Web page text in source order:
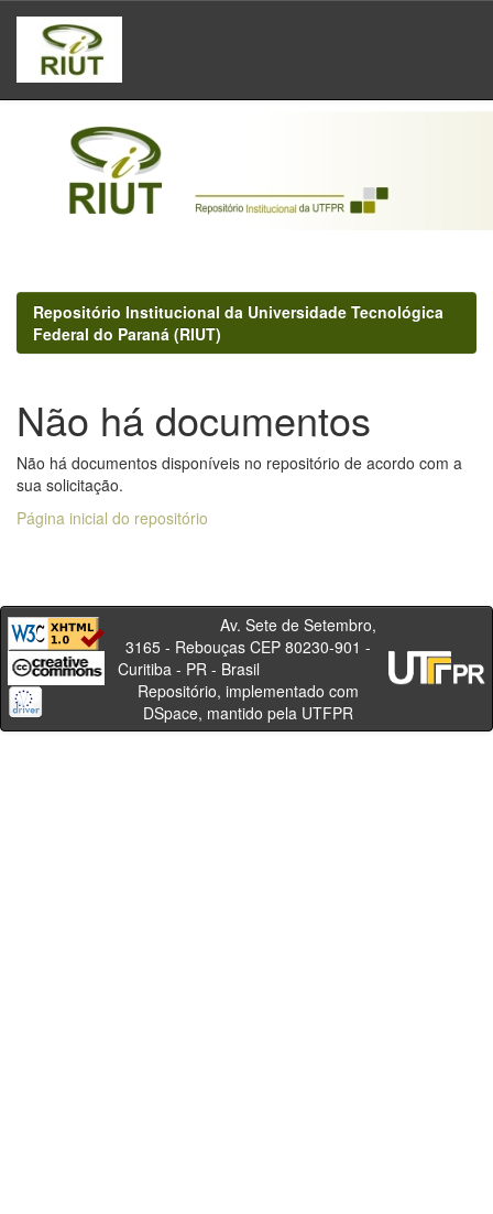
Skip
navigation
Repositório Institucional da Universidade Tecnológica
Federal do Paraná (RIUT)
Não há documentos
Não há documentos disponíveis no repositório de acordo com a
sua solicitação.
Página inicial do repositório
Av. Sete de Setembro,
3165 - Rebouças CEP 80230-901 -
Curitiba - PR - Brasil
Repositório, implementado com
DSpace, mantido pela UTFPR